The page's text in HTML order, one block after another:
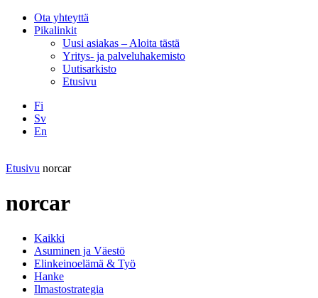
Ota yhteyttä
Pikalinkit
Uusi asiakas – Aloita tästä
Yritys- ja palveluhakemisto
Uutisarkisto
Etusivu
Fi
Sv
En
Etusivu norcar
norcar
Kaikki
Asuminen ja Väestö
Elinkeinoelämä & Työ
Hanke
Ilmastostrategia